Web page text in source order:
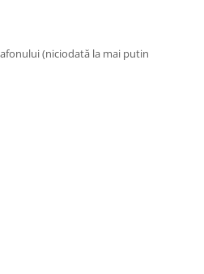
(niciodată la mai putin